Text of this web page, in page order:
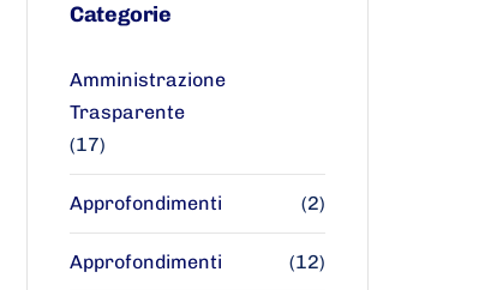
Categorie
Amministrazione
Trasparente
(17)
Approfondimenti (2)
Approfondimenti (12)